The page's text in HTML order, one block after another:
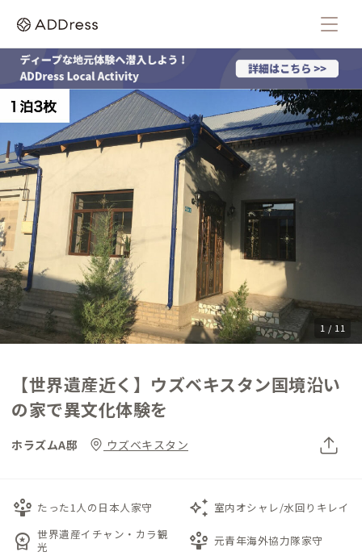
1 / 11
【世界遺産近く】ウズベキスタン国境沿い
の家で異文化体験を
ホラズムA邸 ウズベキスタン
person_play たった1人の日本人家守 auto_awesome 室内オシャレ/水回りキレイ
workspace_premium 世界遺産イチャン・カラ観
光
person_play 元青年海外協力隊家守